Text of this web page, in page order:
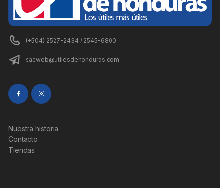
(+504) 2527-2434 / 2545-6800
sacweb@utilesdehonduras.com
Nuestra historia
Contacto
Tiendas